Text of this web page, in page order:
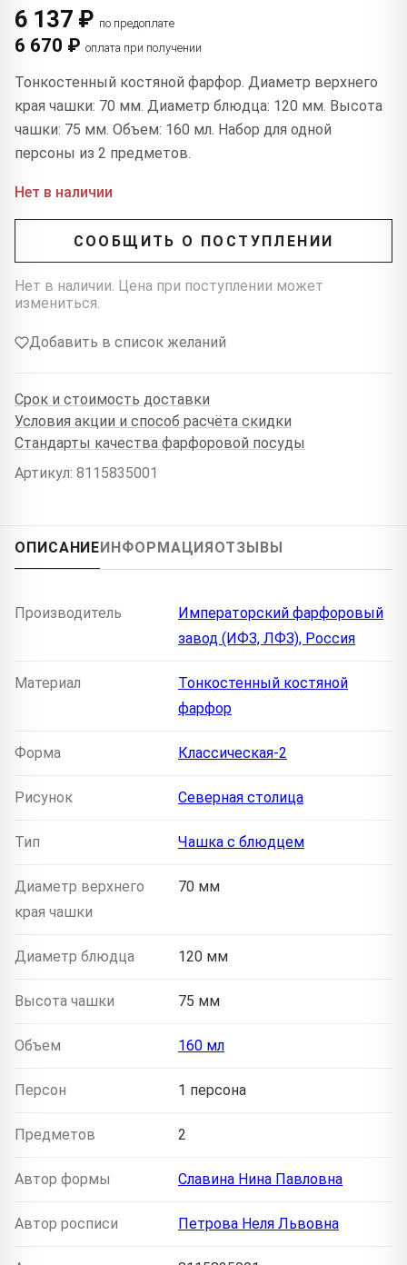
6 137 ₽ по предоплате
6 670 ₽ оплата при получении
Тонкостенный костяной фарфор. Диаметр верхнего
края чашки: 70 мм. Диаметр блюдца: 120 мм. Высота
чашки: 75 мм. Объем: 160 мл. Набор для одной
персоны из 2 предметов.
Нет в наличии
СООБЩИТЬ О ПОСТУПЛЕНИИ
Нет в наличии. Цена при поступлении может
измениться.
Добавить в список желаний
Срок и стоимость доставки
Условия акции и способ расчёта скидки
Стандарты качества фарфоровой посуды
Артикул: 8115835001
ОПИСАНИЕИНФОРМАЦИЯОТЗЫВЫ
Производитель
Императорский фарфоровый
завод (ИФЗ, ЛФЗ), Россия
Материал
Тонкостенный костяной
фарфор
Форма Классическая-2
Рисунок Северная столица
Тип Чашка с блюдцем
Диаметр верхнего
края чашки
70 мм
Диаметр блюдца 120 мм
Высота чашки 75 мм
Объем 160 мл
Персон 1 персона
Предметов 2
Автор формы Славина Нина Павловна
Автор росписи Петрова Неля Львовна